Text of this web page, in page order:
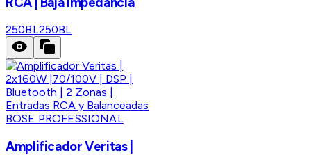
250BL250BL
BOSE PROFESSIONAL
Amplificador Veritas |